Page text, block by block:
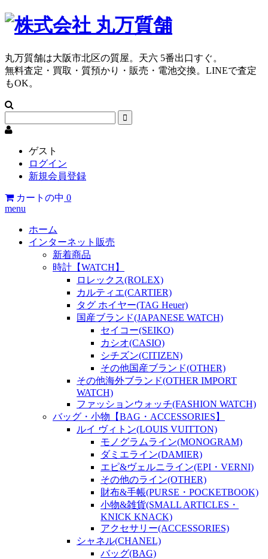
丸万質舗は大阪市北区の質屋。天六 5番出口すぐ。
無料査定・買取・質預かり・販売・電池交換。LINEで査定
もOK。
ゲスト
ログイン
新規会員登録
カートの中 0
menu
ホーム
インターネット販売
新着商品
時計【WATCH】
ロレックス(ROLEX)
カルティエ(CARTIER)
タグ ホイヤー(TAG Heuer)
国産ブランド(JAPANESE WATCH)
セイコー(SEIKO)
カシオ(CASIO)
シチズン(CITIZEN)
その他国産ブランド(OTHER)
その他海外ブランド(OTHER IMPORT
WATCH)
ファッションウォッチ(FASHION WATCH)
バッグ・小物【BAG・ACCESSORIES】
ルイ ヴィトン(LOUIS VUITTON)
モノグラムライン(MONOGRAM)
ダミエライン(DAMIER)
エピ&ヴェルニライン(EPI・VERNI)
その他のライン(OTHER)
財布&手帳(PURSE・POCKETBOOK)
小物&雑貨(SMALL ARTICLES・
KNICK KNACK)
アクセサリー(ACCESSORIES)
シャネル(CHANEL)
バッグ(BAG)